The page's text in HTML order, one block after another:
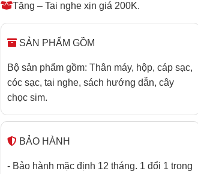
Tặng – Tai nghe xịn giá 200K.
SẢN PHẨM GỒM
Bộ sản phẩm gồm: Thân máy, hộp, cáp sạc,
cóc sạc, tai nghe, sách hướng dẫn, cây
chọc sim.
BẢO HÀNH
- Bảo hành mặc định 12 tháng. 1 đổi 1 trong